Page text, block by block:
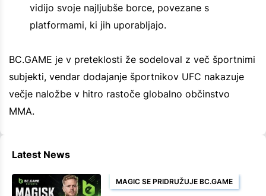
vidijo svoje najljubše borce, povezane s
platformami, ki jih uporabljajo.
BC.GAME je v preteklosti že sodeloval z več športnimi
subjekti, vendar dodajanje športnikov UFC nakazuje
večje naložbe v hitro rastoče globalno občinstvo
MMA.
Latest News
MAGIC SE PRIDRUŽUJE BC.GAME